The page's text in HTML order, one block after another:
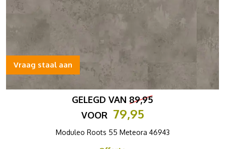
GELEGD VAN 89,95
VOOR 79,95
Moduleo Roots 55 Meteora 46943
Vraag staal aan